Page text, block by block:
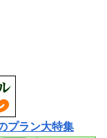
プラン大特集